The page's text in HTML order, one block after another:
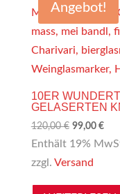
Angebot!
10ER
GELASERTEN
120,00€
Preis
99,00 €
Enthält 19%
zzgl. Versand